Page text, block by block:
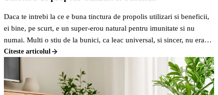
Daca te intrebi la ce e buna tinctura de propolis utilizari si beneficii,
ei bine, pe scurt, e un super-erou natural pentru imunitate si nu
numai. Multi o stiu de la bunici, ca leac universal, si sincer, nu erau
departe de adevar.
Citeste articolul